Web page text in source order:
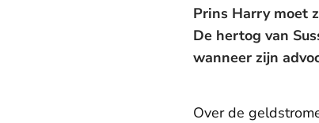
Prins Harry moet
De hertog van
wanneer zijn
Over de